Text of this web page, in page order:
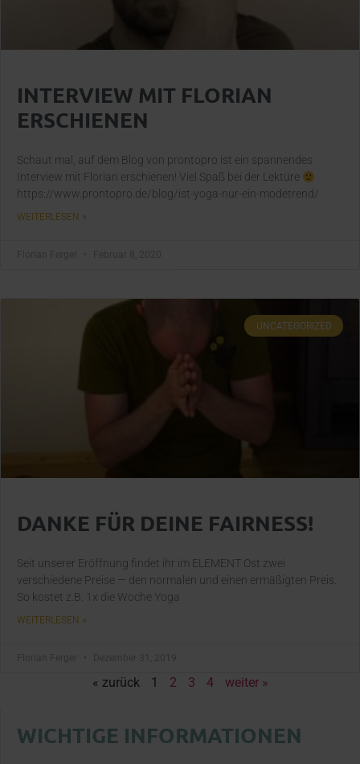
INTERVIEW MIT FLORIAN
ERSCHIENEN
Schaut mal, auf dem Blog von prontopro ist ein spannendes
Interview mit Florian erschienen! Viel Spaß bei der Lektüre
https://www.prontopro.de/blog/ist-yoga-nur-ein-modetrend/
WEITERLESEN »
UNCATEGORIZED
DANKE FÜR DEINE FAIRNESS!
Seit unserer Eröffnung findet ihr im ELEMENT Ost zwei
verschiedene Preise — den normalen und einen ermäßigten Preis.
So kostet z.B. 1x die Woche Yoga
WEITERLESEN »
« zurück 1 2 3 4 weiter »
WICHTIGE INFORMATIONEN